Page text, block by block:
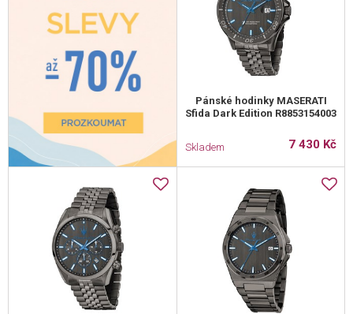
Pánské hodinky MASERATI
Sfida Dark Edition R8853154003
Skladem 7 430 Kč